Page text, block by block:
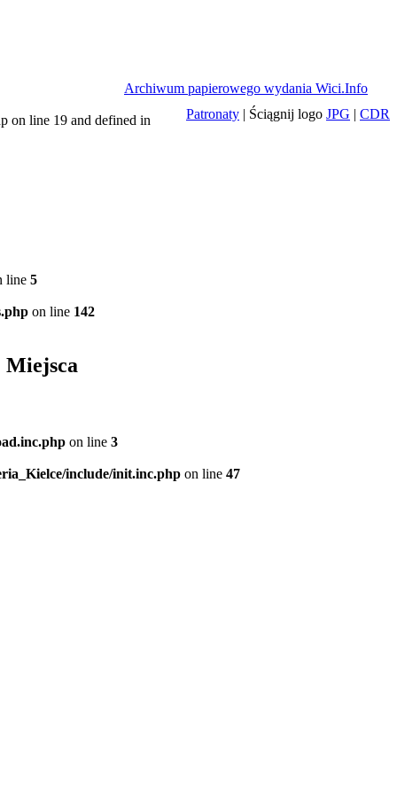
Archiwum papierowego wydania Wici.Info
Patronaty | Ściągnij logo JPG | CDR
on line 19 and defined in
line 5
on line 142
Miejsca
on line 3
include/init.inc.php on line 47